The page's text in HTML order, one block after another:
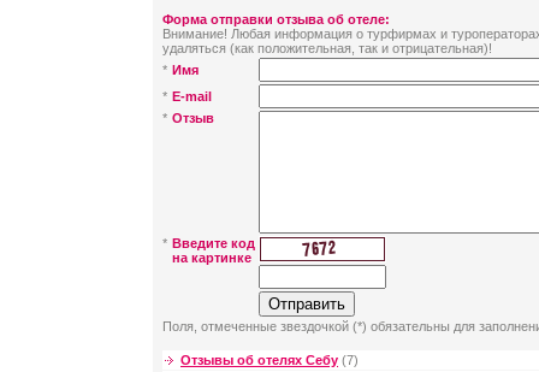
Форма отправки отзыва об отеле:
Внимание! Любая информация о турфирмах и
удаляться (как положительная, так и отрицательная)!
* Имя
* E-mail
* Отзыв
* Введите код
на картинке
Поля, отмеченные звездочкой (*) обязательны для
Отзывы об отелях Себу (7)